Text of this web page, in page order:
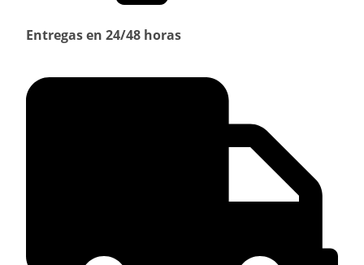
Entregas en 24/48 horas